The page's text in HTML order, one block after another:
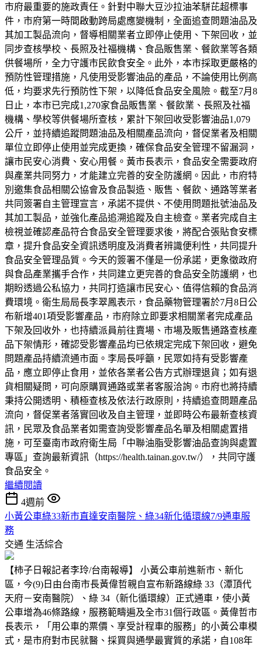
市府最重要的施政責任。針對中聯大豆沙拉油苯駢芘超標事
件，市府第一時間啟動跨局處應變機制，全面追查問題油品及
其加工製品流向，督導相關業者立即停止使用、下架回收，並
同步查核學校、長照及社福機構、食品販售業、餐飲業等各類
供餐場所，全力守護市民飲食安全。此外，本市採取更嚴格的
預防性管理措施，凡使用受影響油品的產品，不論使用比例高
低，均要求先行預防性下架，以降低食品安全風險。截至7月8
日止，本市已完成1,270家食品販售業、餐飲業、長照及社福
機構、學校等供餐場所查核，累計下架回收受影響油品1,079
公斤，並持續追蹤問題油品及相關產品流向，督促業者及相關
單位立即停止使用並完成更換，確保食品安全管理不留漏洞，
讓市民安心消費、安心用餐。黃市長表示，食品安全需要政府
與產業共同努力，才能建立完善的安全防護網。因此，市府特
別邀集食品相關公協會及食品製造、販售、餐飲、通路等業者
共同簽署自主管理宣言，承諾不提供、不使用問題批號油品及
其加工製品，並強化產品追溯追蹤及自主檢查。業者完成自主
檢視並確認產品符合食品安全管理要求後，將配合張貼食安標
章，提升食品安全資訊透明度及消費者辨識便利性，共同提升
食品安全管理品質。今天的簽署不僅是一份承諾，更象徵政府
與食品產業攜手合作，共同建立更完善的食品安全防護網，也
期盼透過公私協力，共同打造讓市民安心、值得信賴的食品消
費環境。衛生局局長李翠鳳表示，食品藥物管理署於7月8日公
布新增401項受影響產品，市府除立即要求相關業者完成產品
下架及回收外，也持續派員前往賣場、市場及販售通路查核產
品下架情形，確認受影響產品均已依規定完成下架回收，避免
問題產品持續流通市面。李局長呼籲，民眾如持有受影響產
品，應立即停止食用，並依各業者公告方式辦理退貨；如有退
貨相關疑問，可向原購買通路或業者客服洽詢。市府也將持續
秉持公開透明、積極查核及依法行政原則，持續追查問題產品
流向，督促業者落實回收及自主管理，並即時公布最新查核資
訊，民眾及食品業者如需查詢受影響產品名單及相關處置措
施，可至臺南市政府衛生局「中聯油脂受影響油品查詢與處置
專區」查詢最新資訊（https://health.tainan.gov.tw/），共同守護
食品安全。
繼續閱讀
4週前
小黃公車綠33新市直達安南醫院、綠34新化循環線7/9通車服
務
交通 生活綜合
【柿子日報記者李玲/台南報導】 小黃公車前進新市、新化
區，今(9)日由台南市長黃偉哲親自宣布新路線綠 33（潭頂代
天府－安南醫院）、綠 34（新化循環線）正式通車，使小黃
公車增為46條路線，服務範疇遍及全市31個行政區。黃偉哲市
長表示，「用公車的票價、享受計程車的服務」的小黃公車模
式，是市府對市民就醫、採買與通學最實質的承諾，自108年